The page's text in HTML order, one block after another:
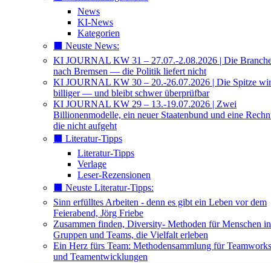
News
KI-News
Kategorien
⬛️ Neuste News:
KI JOURNAL KW 31 – 27.07.-2.08.2026 | Die
nach Bremsen — die Politik liefert nicht
KI JOURNAL KW 30 – 20.-26.07.2026 | Die Spitze
billiger — und bleibt schwer überprüfbar
KI JOURNAL KW 29 – 13.-19.07.2026 | Zwei
Billionenmodelle, ein neuer Staatenbund und eine
die nicht aufgeht
⬛️ Literatur-Tipps
Literatur-Tipps
Verlage
Leser-Rezensionen
⬛️ Neuste Literatur-Tipps:
Sinn erfülltes Arbeiten - denn es gibt ein Leben vor dem
Feierabend, Jörg Friebe
Zusammen finden, Diversity- Methoden für Menschen in
Gruppen und Teams, die Vielfalt erleben
Ein Herz fürs Team: Methodensammlung für
und Teamentwicklungen